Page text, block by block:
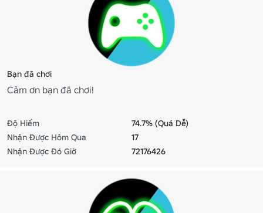
Bạn đã chơi
Cảm ơn bạn đã chơi!
Độ Hiếm
74.7% (Quá Dễ)
Nhận Được Hôm Qua
17
Nhận Được Đó Giờ
72176426